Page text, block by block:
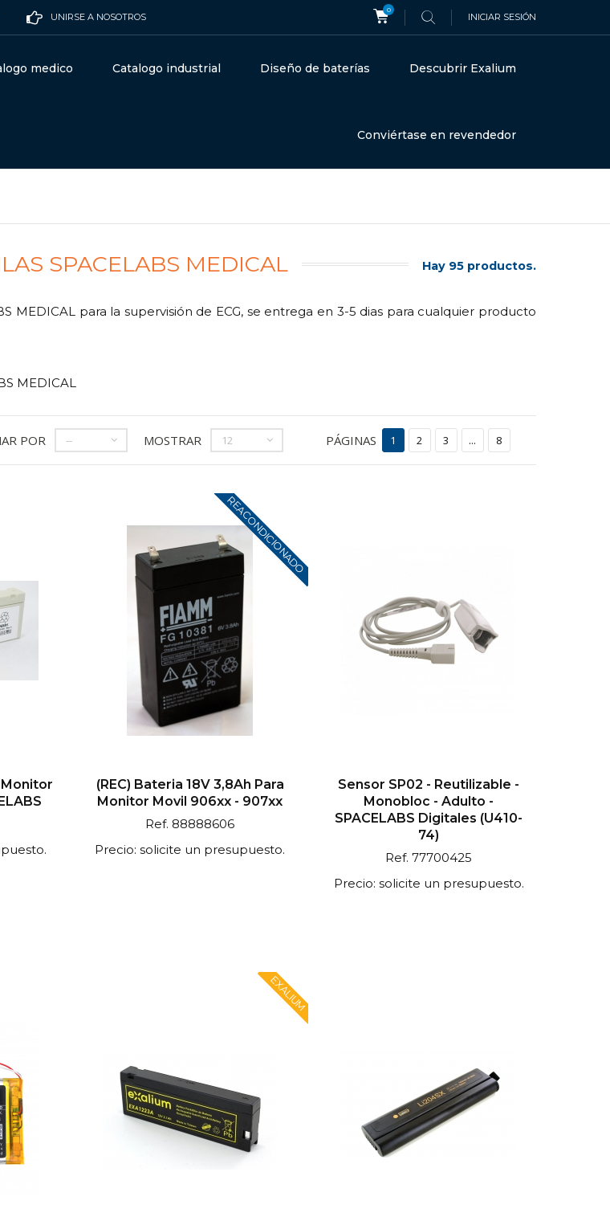
UNIRSE A NOSOTROS
0
INICIAR SESIÓN
medico Catalogo industrial Diseño de baterías Descubrir Exalium
Conviértase en revendedor
SPACELABS MEDICAL Hay 95 productos.
MEDICAL para la supervisión de ECG, se entrega en 3-5 dias para cualquier producto
MEDICAL
POR -- MOSTRAR 12 PÁGINAS 1 2 3 ... 8
Monitor
REACONDICIONADO
(REC) Bateria 18V 3,8Ah Para
Monitor Movil 906xx - 907xx
Ref. 88888606
Precio: solicite un presupuesto.
Sensor SP02 - Reutilizable -
Monobloc - Adulto -
SPACELABS Digitales (U410-
74)
Ref. 77700425
Precio: solicite un presupuesto.
EXALIUM